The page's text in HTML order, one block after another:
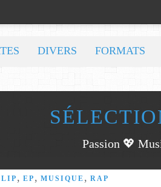
Passion 💖
DIVERS FORMATS
, EP , MUSIQUE , RAP